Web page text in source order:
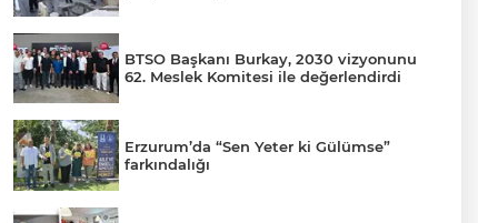
BTSO Başkanı Burkay, 2030 vizyonunu
62. Meslek Komitesi ile değerlendirdi
Erzurum’da “Sen Yeter ki Gülümse”
farkındalığı